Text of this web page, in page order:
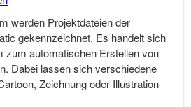
werden Projektdateien der
gekennzeichnet. Es handelt sich
zum automatischen Erstellen von
Dabei lassen sich verschiedene
Zeichnung oder Illustration